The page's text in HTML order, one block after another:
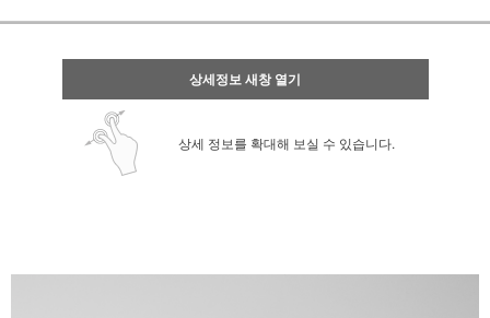
상세정보 새창 열기
상세 정보를 확대해 보실 수 있습니다.